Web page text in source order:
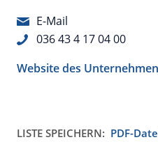
E-Mail
036 43 4 17 04 00
Website des
LISTE SPEICHERN: PDF-